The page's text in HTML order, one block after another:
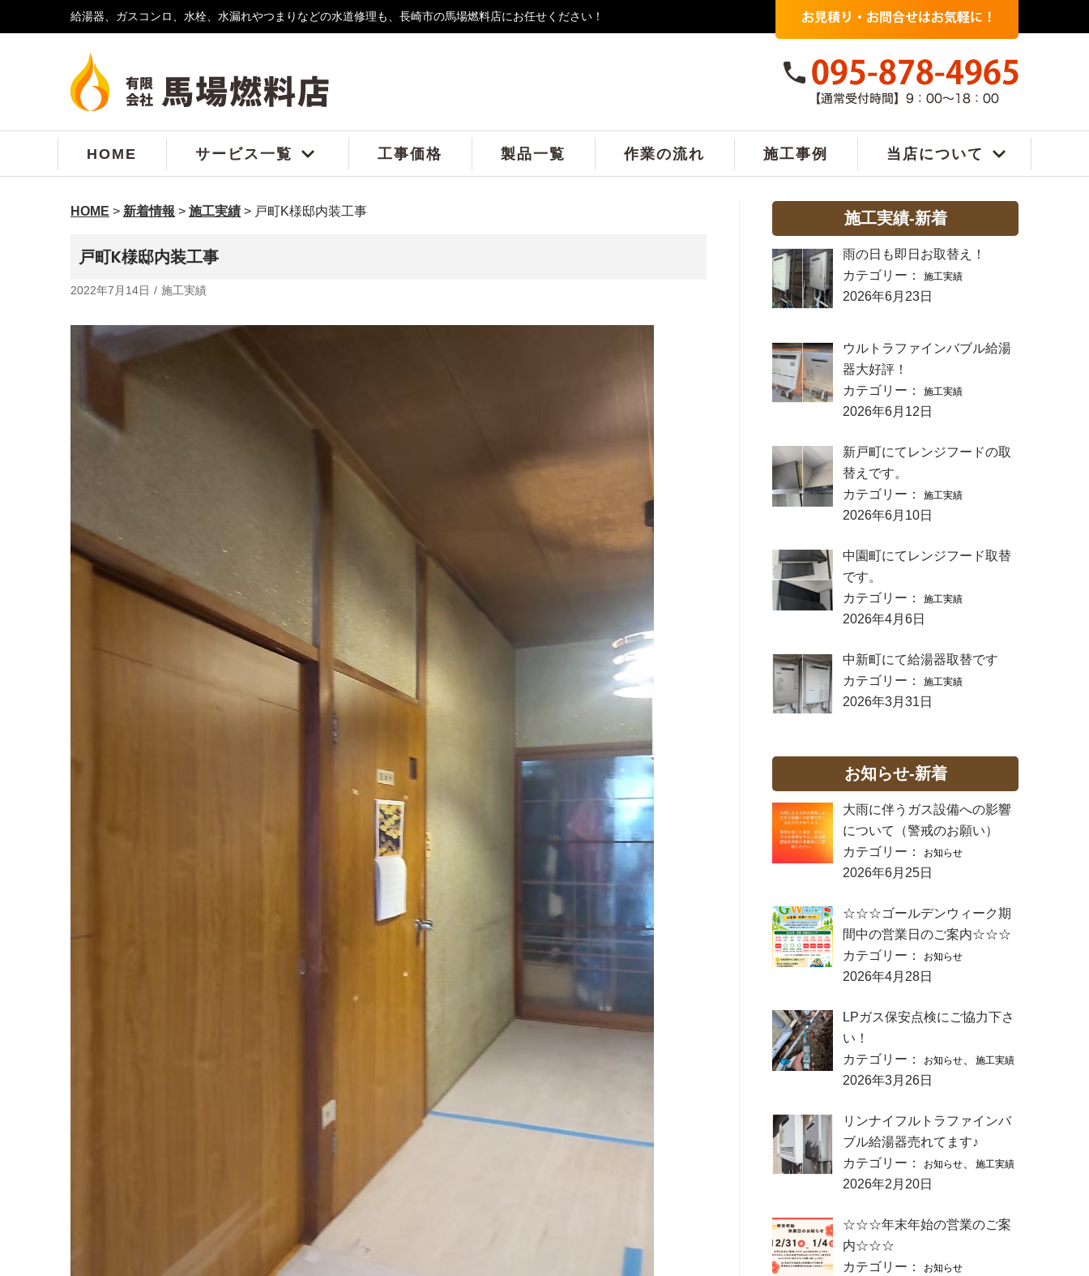
給湯器、ガスコンロ、水栓、水漏れやつまりなどの水道修理も、長崎市の馬場燃料店にお任せください！
HOME サービス一覧 工事価格 製品一覧 作業の流れ 施工事例 当店について
HOME > 新着情報 > 施工実績 > 戸町K様邸内装工事
戸町K様邸内装工事
2022年7月14日 施工実績
施工実績-新着
雨の日も即日お取替え！
カテゴリー：
施工実績
2026年6月23日
ウルトラファインバブル給湯
器大好評！
カテゴリー：
施工実績
2026年6月12日
新戸町にてレンジフードの取
替えです。
カテゴリー：
施工実績
2026年6月10日
中園町にてレンジフード取替
です。
カテゴリー：
施工実績
2026年4月6日
中新町にて給湯器取替です
カテゴリー：
施工実績
2026年3月31日
お知らせ-新着
大雨に伴うガス設備への影響
について（警戒のお願い）
カテゴリー：
お知らせ
2026年6月25日
☆☆☆ゴールデンウィーク期
間中の営業日のご案内☆☆☆
カテゴリー：
お知らせ
2026年4月28日
LPガス保安点検にご協力下さ
い！
カテゴリー：
お知らせ 施工実績
2026年3月26日
リンナイフルトラファインバ
ブル給湯器売れてます♪
カテゴリー：
お知らせ 施工実績
2026年2月20日
☆☆☆年末年始の営業のご案
内☆☆☆
カテゴリー：
お知らせ